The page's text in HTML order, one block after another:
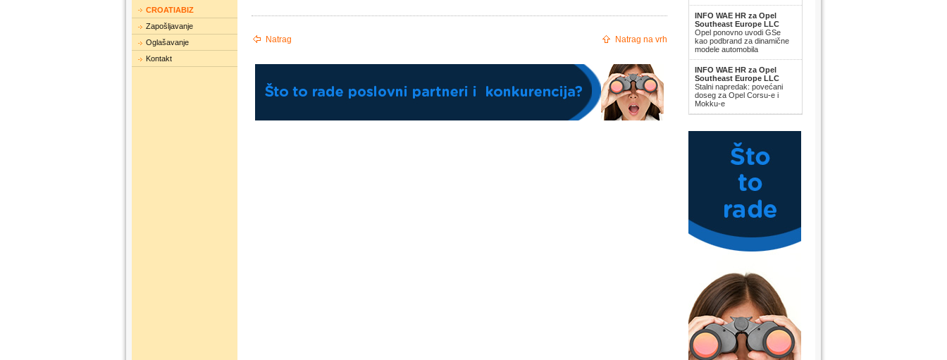
CROATIABIZ
Zapošljavanje
Oglašavanje
Kontakt
Natrag Natrag na vrh
INFO WAE HR za Opel
Southeast Europe LLC
Opel ponovno uvodi GSe
kao podbrand za dinamične
modele automobila
INFO WAE HR za Opel
Southeast Europe LLC
Stalni napredak: povećani
doseg za Opel Corsu-e i
Mokku-e